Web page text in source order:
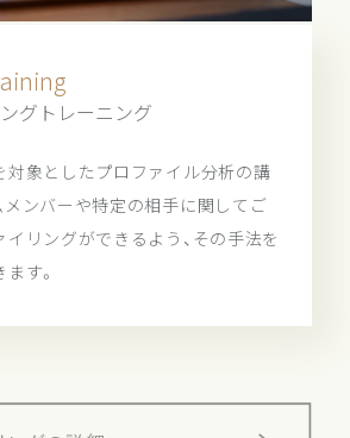
グトレーニング
対象としたプロファイル分析の講
メンバーや特定の相手に関してご
リングができるよう、その手法を
す。